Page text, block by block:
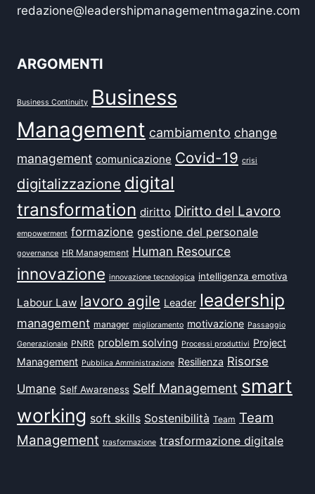
redazione@leadershipmanagementmagazine.com
ARGOMENTI
Business Continuity Business
Management cambiamento change
management comunicazione Covid-19 crisi
digitalizzazione digital
transformation diritto Diritto del Lavoro
empowerment formazione gestione del personale
governance HR Management Human Resource
innovazione innovazione tecnologica intelligenza emotiva
Labour Law lavoro agile Leader leadership
management manager miglioramento motivazione Passaggio
Generazionale PNRR problem solving Processi produttivi Project
Management Pubblica Amministrazione Resilienza Risorse
Umane Self Awareness Self Management smart
working soft skills Sostenibilità Team Team
Management trasformazione trasformazione digitale